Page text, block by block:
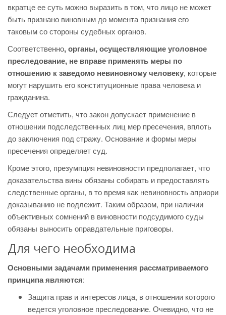
вкратце ее суть можно выразить в том, что лицо не может
быть признано виновным до момента признания его
таковым со стороны судебных органов.
Соответственно, органы, осуществляющие уголовное
преследование, не вправе применять меры по
отношению к заведомо невиновному человеку, которые
могут нарушить его конституционные права человека и
гражданина.
Следует отметить, что закон допускает применение в
отношении подследственных лиц мер пресечения, вплоть
до заключения под стражу. Основание и формы меры
пресечения определяет суд.
Кроме этого, презумпция невиновности предполагает, что
доказательства вины обязаны собирать и предоставлять
следственные органы, в то время как невиновность априори
доказыванию не подлежит. Таким образом, при наличии
объективных сомнений в виновности подсудимого суды
обязаны выносить оправдательные приговоры.
Для чего необходима
Основными задачами применения рассматриваемого
принципа являются:
Защита прав и интересов лица, в отношении которого
ведется уголовное преследование. Очевидно, что не